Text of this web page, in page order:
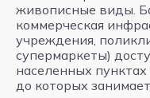
живописные виды.
коммерческая
учреждения,
супермаркеты)
населенных
до которых